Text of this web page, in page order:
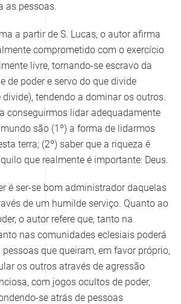
as pessoas.
a partir de S. Lucas, o autor afirma
comprometido com o exercício
livre, tornando-se escravo da
de poder e servo do que divide
tendendo a dominar os outros.
conseguirmos lidar adequadamente
são (1º) a forma de lidarmos
terra; (2º) saber que a riqueza é
que realmente é importante: Deus.
é ser-se bom administrador daquelas
de um humilde serviço. Quanto ao
o autor refere que, tanto na
nas comunidades eclesiais poderá
que queiram, em favor próprio,
os outros através de agressão
com jogos ocultos de poder,
se atrás de pessoas